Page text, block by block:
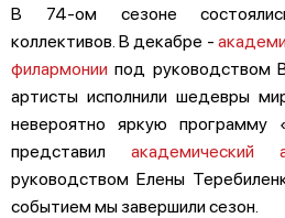
В 74-ом сезоне
коллективов. В декабре -
филармонии под руководством
артисты исполнили шедевры
невероятно яркую программу
представил академический
руководством Елены
событием мы завершили сезон.